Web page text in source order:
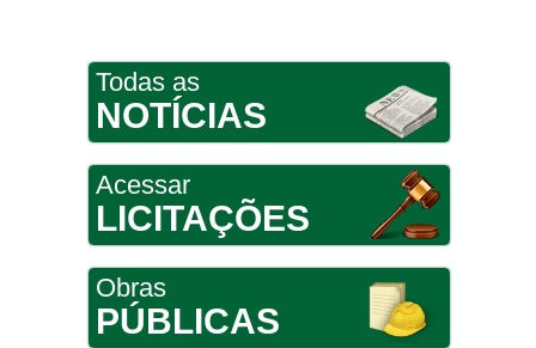
Todas as
NOTÍCIAS
Acessar
LICITAÇÕES
Obras
PÚBLICAS